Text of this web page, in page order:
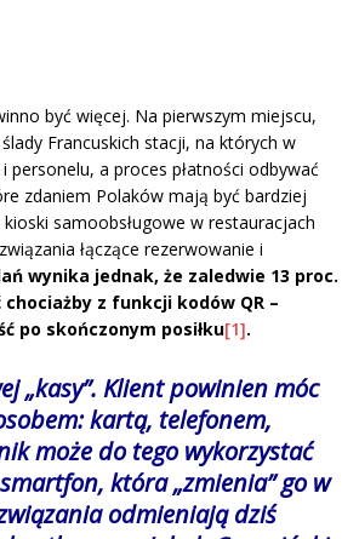
być więcej. Na pierwszym miejscu,
Francuskich stacji, na których w
a proces płatności odbywać
zdaniem Polaków mają być bardziej
samoobsługowe w restauracjach
łączące rezerwowanie i
wynika jednak, że zaledwie 13 proc.
z funkcji kodów QR –
po skończonym posiłku[1].
„kasy”. Klient powinien móc
kartą, telefonem,
może do tego wykorzystać
która „zmienia” go w
odmieniają dziś